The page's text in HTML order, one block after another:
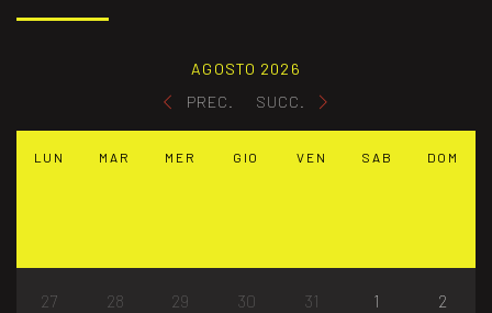
PREC.
AGOSTO 2026
SUCC.
LUN MAR MER GIO VEN SAB DOM
27 28 29 30 31 1 2